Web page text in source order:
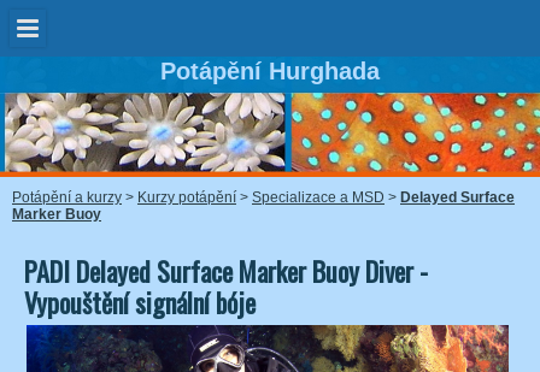
Potápění Hurghada
Potápění a kurzy > Kurzy potápění > Specializace a MSD > Delayed Surface
Marker Buoy
PADI Delayed Surface Marker Buoy Diver -
Vypouštění signální bóje